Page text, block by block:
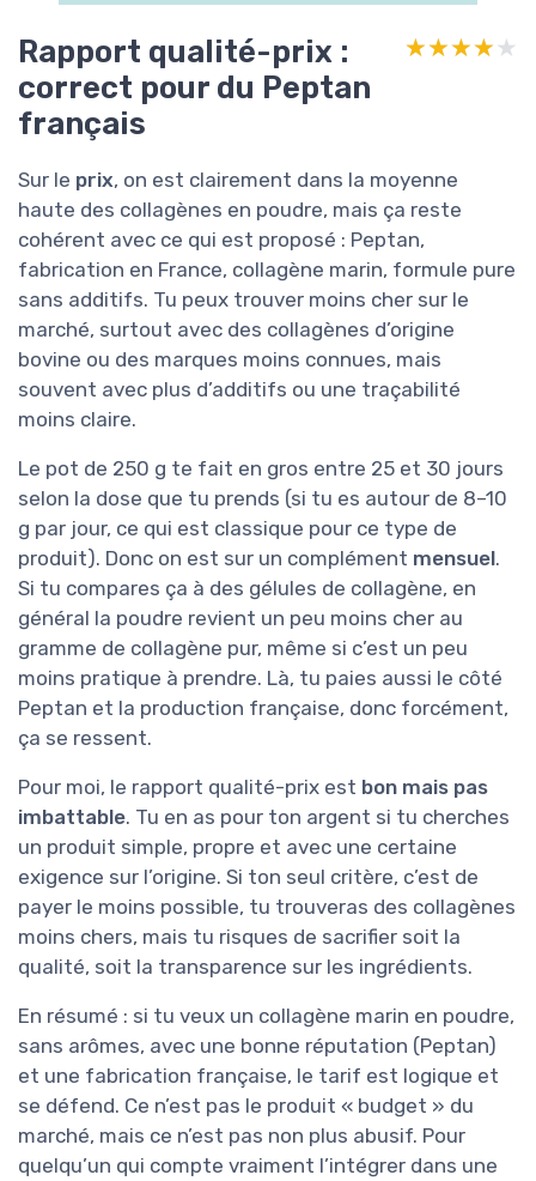
Rapport qualité-prix :
correct pour du Peptan
français
★★★★★
★★★★★
Sur le prix, on est clairement dans la moyenne
haute des collagènes en poudre, mais ça reste
cohérent avec ce qui est proposé : Peptan,
fabrication en France, collagène marin, formule pure
sans additifs. Tu peux trouver moins cher sur le
marché, surtout avec des collagènes d’origine
bovine ou des marques moins connues, mais
souvent avec plus d’additifs ou une traçabilité
moins claire.
Le pot de 250 g te fait en gros entre 25 et 30 jours
selon la dose que tu prends (si tu es autour de 8–10
g par jour, ce qui est classique pour ce type de
produit). Donc on est sur un complément mensuel.
Si tu compares ça à des gélules de collagène, en
général la poudre revient un peu moins cher au
gramme de collagène pur, même si c’est un peu
moins pratique à prendre. Là, tu paies aussi le côté
Peptan et la production française, donc forcément,
ça se ressent.
Pour moi, le rapport qualité-prix est bon mais pas
imbattable. Tu en as pour ton argent si tu cherches
un produit simple, propre et avec une certaine
exigence sur l’origine. Si ton seul critère, c’est de
payer le moins possible, tu trouveras des collagènes
moins chers, mais tu risques de sacrifier soit la
qualité, soit la transparence sur les ingrédients.
En résumé : si tu veux un collagène marin en poudre,
sans arômes, avec une bonne réputation (Peptan)
et une fabrication française, le tarif est logique et
se défend. Ce n’est pas le produit « budget » du
marché, mais ce n’est pas non plus abusif. Pour
quelqu’un qui compte vraiment l’intégrer dans une